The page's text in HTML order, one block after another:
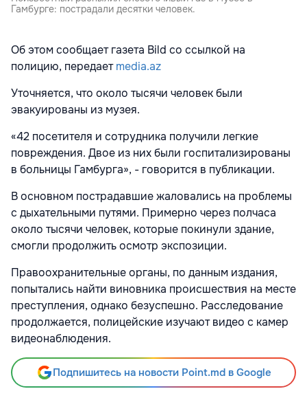
Гамбурге: пострадали десятки человек.
Об этом сообщает газета Bild со ссылкой на
полицию, передаетmedia.az
Уточняется, что около тысячи человек были
эвакуированы из музея.
«42 посетителя и сотрудника получили легкие
повреждения. Двое из них были госпитализированы
в больницы Гамбурга», - говорится в публикации.
В основном пострадавшие жаловались на проблемы
с дыхательными путями. Примерно через полчаса
около тысячи человек, которые покинули здание,
смогли продолжить осмотр экспозиции.
Правоохранительные органы, по данным издания,
попытались найти виновника происшествия на месте
преступления, однако безуспешно. Расследование
продолжается, полицейские изучают видео с камер
видеонаблюдения.
Подпишитесь на новости Point.md в Google